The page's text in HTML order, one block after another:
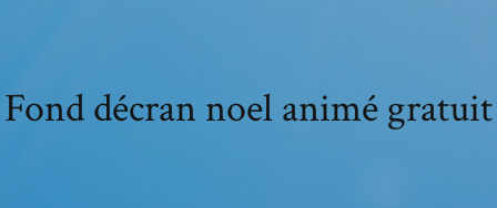
Fond décran noel animé gratuit